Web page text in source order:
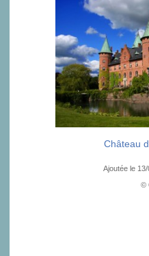
Château
Ajoutée le
©